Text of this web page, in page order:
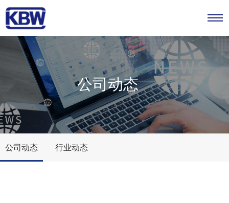
公司动态
公司动态 行业动态